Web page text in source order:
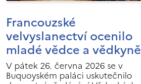
Francouzské
velvyslanectví ocenilo
mladé vědce a vědkyně
V pátek 26. června 2026 se v
Buquoyském paláci uskutečnilo